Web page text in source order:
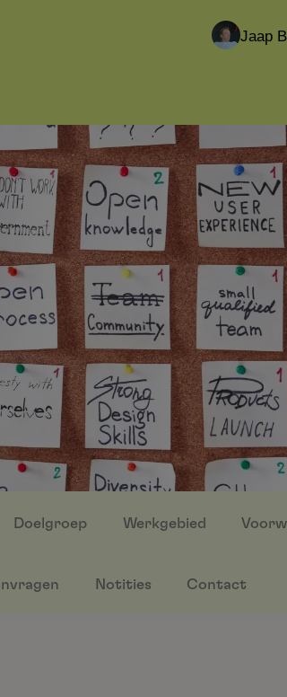
Jaap
Doelgroep Werkgebied
Notities Contact